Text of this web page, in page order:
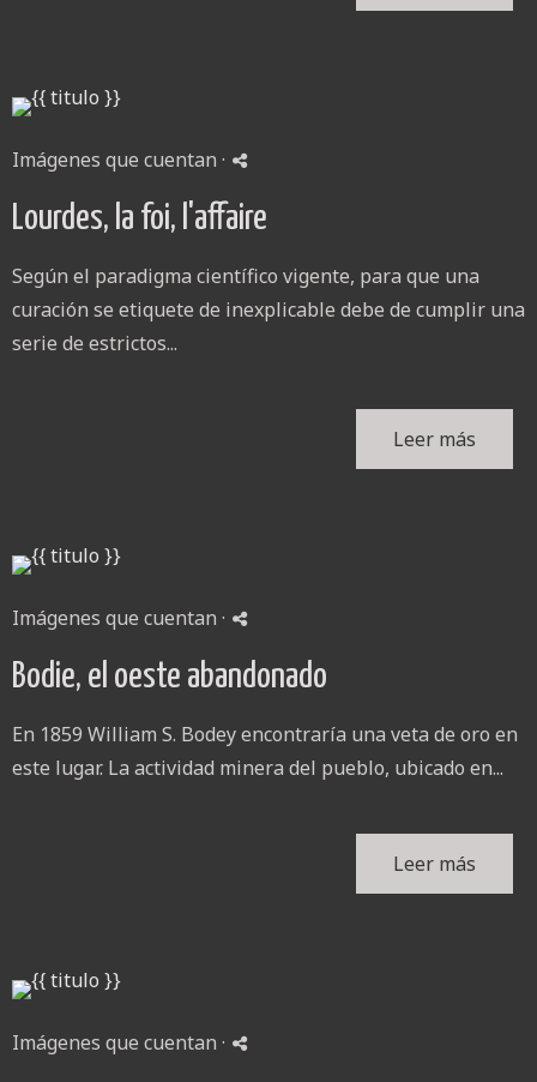
Imágenes que cuentan ·
Lourdes, la foi, l'affaire
Según el paradigma científico vigente, para que una
curación se etiquete de inexplicable debe de cumplir una
serie de estrictos...
Leer más
Imágenes que cuentan ·
Bodie, el oeste abandonado
En 1859 William S. Bodey encontraría una veta de oro en
este lugar. La actividad minera del pueblo, ubicado en...
Leer más
Imágenes que cuentan ·